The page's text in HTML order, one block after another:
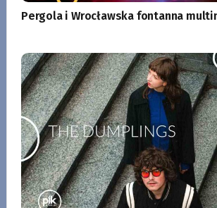
Pergola i Wrocławska fontanna